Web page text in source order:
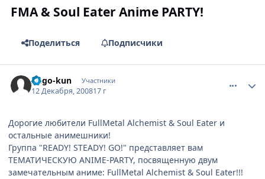
FMA & Soul Eater Anime PARTY!
Поделиться Подписчики
Aego-kun Участники
12 Декабря, 200817 г
Дорогие любители FullMetal Alchemist & Soul Eater и
остальные анимешники!
Группа "READY! STEADY! GO!" представляет вам
ТЕМАТИЧЕСКУЮ ANIME-PARTY, посвященную двум
замечательным аниме: FullMetal Alchemist & Soul Eater!!!